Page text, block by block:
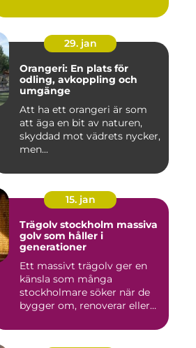
29. jan
Orangeri: En plats för
odling, avkoppling och
umgänge
Att ha ett orangeri är som
att äga en bit av naturen,
skyddad mot vädrets nycker,
men...
15. jan
Trägolv stockholm massiva
golv som håller i
generationer
Ett massivt trägolv ger en
känsla som många
stockholmare söker när de
bygger om, renoverar eller